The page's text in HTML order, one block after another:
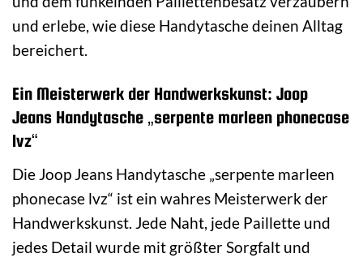
und erlebe, wie diese Handytasche deinen Alltag
bereichert.
Ein Meisterwerk der Handwerkskunst: Joop
Jeans Handytasche „serpente marleen phonecase
lvz“
Die Joop Jeans Handytasche „serpente marleen
phonecase lvz“ ist ein wahres Meisterwerk der
Handwerkskunst. Jede Naht, jede Paillette und
jedes Detail wurde mit größter Sorgfalt und